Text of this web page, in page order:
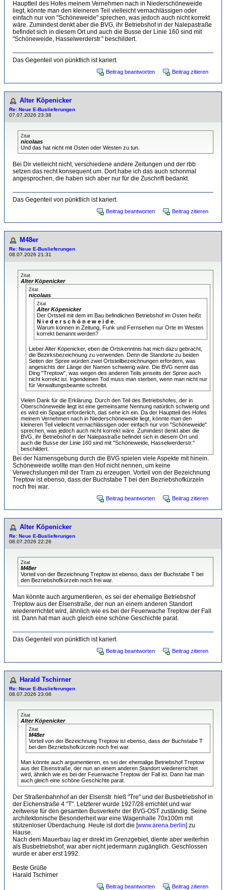
Hauptteil des Hofes meinem Vernehmen nach in Niederschöneweide
liegt, könnte man den kleineren Teil vielleicht vernachlässigen oder
einfach nur von "Schöneweide" sprechen, was jedoch auch nicht korrekt
wäre. Zumindest denkt aber die BVG, ihr Betriebshof in der Nalepastraße
befindet sich in diesem Ort und auch die Busse der Linie 160 sind mit
"Schöneweide, Hasselwerderstr." beschildert.
Das Gegenteil von pünktlich ist kariert.
Beitrag beantworten Beitrag zitieren
Alter Köpenicker
Re: Neue E-Buslieferungen
07.07.2026 23:38
Zitat
nicolaas
Und das hat nicht mit Osten oder Westen zu tun.
Bei Dir vielleicht nicht, verschiedene andere Zeitungen und der rbb
setzen das recht konsequent um. Dort habe ich das auch schonmal
angesprochen, die haben sich aber nur für die Zuschrift bedankt.
Das Gegenteil von pünktlich ist kariert.
Beitrag beantworten Beitrag zitieren
M48er
Re: Neue E-Buslieferungen
08.07.2026 21:31
Zitat
Alter Köpenicker
Zitat
nicolaas
Zitat
Alter Köpenicker
Der Ortsteil mit dem im Bau befindlichen Betriebshof im Osten heißt
N i e d e r s c h ö n e w e i d e
Warum können in Zeitung, Funk und Fernsehen nur Orte im Westen
korrekt benannt werden?
Lieber Alter Köpenicker, eben die Ortskenntnis hat mich dazu gebracht,
die Bezirksbezeichnung zu verwenden. Denn die Standorte zu beiden
Seiten der Spree würden zwei Ortsteilbezeichnungen erfordern, was
angesichts der Länge der Namen schwierig wäre. Die BVG nennt das
Ding "Treptow", was wegen des anderen Teils jenseits der Spree auch
nicht korrekt ist. Irgendeinen Tod muss man sterben, wenn man nicht nur
für Verwaltungsbeamte schreibt.
Vielen Dank für die Erklärung. Durch den Teil des Betriebshofes, der in
Oberschöneweide liegt ist eine gemeinsame Nennung natürlich schwierig und
es wird ein Spagat erforderlich, das sehe ich ein. Da der Hauptteil des Hofes
meinem Vernehmen nach in Niederschöneweide liegt, könnte man den
kleineren Teil vielleicht vernachlässigen oder einfach nur von "Schöneweide"
sprechen, was jedoch auch nicht korrekt wäre. Zumindest denkt aber die
BVG, ihr Betriebshof in der Nalepastraße befindet sich in diesem Ort und
auch die Busse der Linie 160 sind mit "Schöneweide, Hasselwerderstr."
beschildert.
Bei der Namensgebung durch die BVG spielen viele Aspekte mit hinein.
Schöneweide wollte man den Hof nicht nennen, um keine
Verwechslungen mit der Tram zu erzeugen. Vorteil von der Bezeichnung
Treptow ist ebenso, dass der Buchstabe T bei den Bezriebshofkürzeln
noch frei war.
Beitrag beantworten Beitrag zitieren
Alter Köpenicker
Re: Neue E-Buslieferungen
08.07.2026 22:26
Zitat
M48er
Vorteil von der Bezeichnung Treptow ist ebenso, dass der Buchstabe T bei
den Bezriebshofkürzeln noch frei war.
Man könnte auch argumentieren, es sei der ehemalige Betriebshof
Treptow aus der Elsenstraße, der nun an einem anderen Standort
wiedererrichtet wird, ähnlich wie es bei der Feuerwache Treptow der Fall
ist. Dann hat man auch gleich eine schöne Geschichte parat.
Das Gegenteil von pünktlich ist kariert.
Beitrag beantworten Beitrag zitieren
Harald Tschirner
Re: Neue E-Buslieferungen
08.07.2026 23:06
Zitat
Alter Köpenicker
Zitat
M48er
Vorteil von der Bezeichnung Treptow ist ebenso, dass der Buchstabe T
bei den Bezriebshofkürzeln noch frei war.
Man könnte auch argumentieren, es sei der ehemalige Betriebshof Treptow
aus der Elsenstraße, der nun an einem anderen Standort wiedererrichtet
wird, ähnlich wie es bei der Feuerwache Treptow der Fall ist. Dann hat man
auch gleich eine schöne Geschichte parat.
Der Straßenbahnhof an der Elsenstr. hieß "Tre" und der Busbetriebshof in
der Eichenstraße 4 "T". Letzterer wurde 1927/28 errichtet und war
zeitweise für den gesamten Busverkehr der BVG-OST zuständig. Seine
architektonische Besonderheit war eine Wagenhalle 70x100m mit
stützenloser Überdachung. Heute ist dort die [www.arena.berlin] zu
Hause.
Nach dem Mauerbau lag er direkt im Grenzgebiet, diente aber weiterhin
als Busbetriebshof, war aber nicht jedermann zugänglich. Geschlossen
wurde er aber erst 1992.
Beste Grüße
Harald Tschirner
Beitrag beantworten Beitrag zitieren